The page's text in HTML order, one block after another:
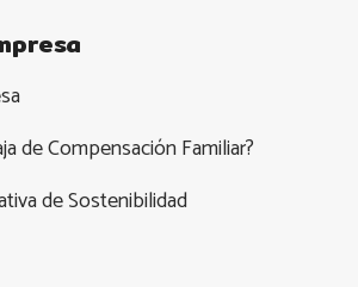
de Compensación Familiar?
de Sostenibilidad